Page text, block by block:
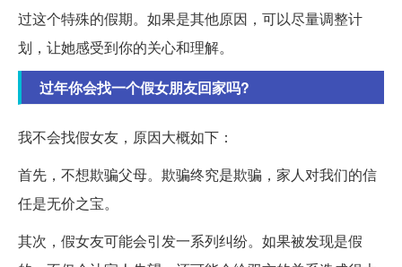
过这个特殊的假期。如果是其他原因，可以尽量调整计
划，让她感受到你的关心和理解。
过年你会找一个假女朋友回家吗?
我不会找假女友，原因大概如下：
首先，不想欺骗父母。欺骗终究是欺骗，家人对我们的信
任是无价之宝。
其次，假女友可能会引发一系列纠纷。如果被发现是假